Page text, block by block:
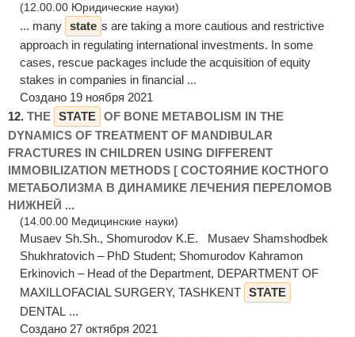
(12.00.00 Юридические науки)
... many state s are taking a more cautious and restrictive
approach in regulating international investments. In some
cases, rescue packages include the acquisition of equity
stakes in companies in financial ...
Создано 19 ноября 2021
12. THE STATE OF BONE METABOLISM IN THE
DYNAMICS OF TREATMENT OF MANDIBULAR
FRACTURES IN CHILDREN USING DIFFERENT
IMMOBILIZATION METHODS [ СОСТОЯНИЕ КОСТНОГО
МЕТАБОЛИЗМА В ДИНАМИКЕ ЛЕЧЕНИЯ ПЕРЕЛОМОВ
НИЖНЕЙ ...
(14.00.00 Медицинские науки)
Musaev Sh.Sh., Shomurodov K.E. Musaev Shamshodbek
Shukhratovich – PhD Student; Shomurodov Kahramon
Erkinovich – Head of the Department, DEPARTMENT OF
MAXILLOFACIAL SURGERY, TASHKENT STATE
DENTAL ...
Создано 27 октября 2021